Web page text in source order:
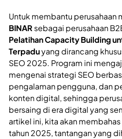
Untuk membantu perusahaan
BINAR sebagai perusahaan
Pelatihan Capacity Building
Terpaduyang dirancang
SEO 2025. Program ini
mengenai strategi SEO
pengalaman pengguna, dan
konten digital, sehingga
bersaing di era digital yang
artikel ini, kita akan
tahun 2025, tantangan yang